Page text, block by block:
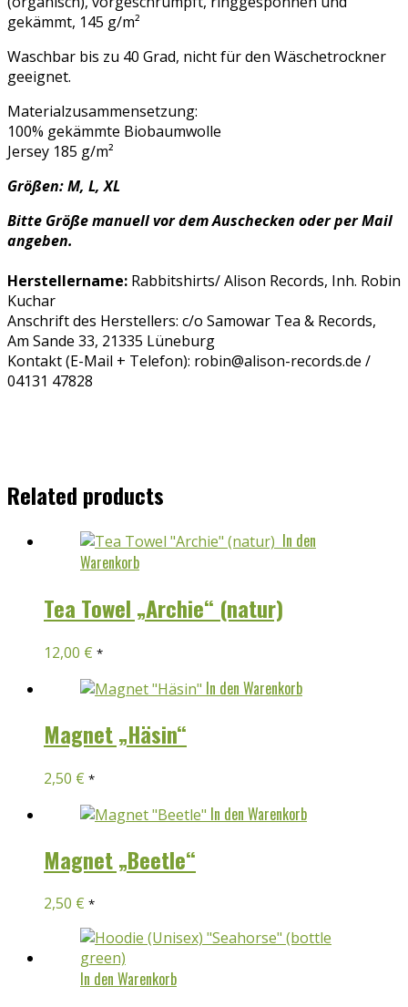
gekämmt, 145 g/m²
Waschbar bis zu 40 Grad, nicht für den Wäschetrockner
geeignet.
Materialzusammensetzung:
100% gekämmte Biobaumwolle
Jersey 185 g/m²
Größen: M, L, XL
Bitte Größe manuell vor dem Auschecken oder per Mail
angeben.
Herstellername: Rabbitshirts/ Alison Records, Inh. Robin
Kuchar
Anschrift des Herstellers: c/o Samowar Tea & Records,
Am Sande 33, 21335 Lüneburg
Kontakt (E-Mail + Telefon): robin@alison-records.de /
04131 47828
Related products
In den
Warenkorb
Tea Towel „Archie“ (natur)
12,00 € *
In den Warenkorb
Magnet „Häsin“
2,50 € *
In den Warenkorb
Magnet „Beetle“
2,50 € *
In den Warenkorb